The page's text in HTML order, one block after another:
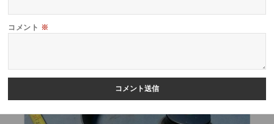
コメント ※